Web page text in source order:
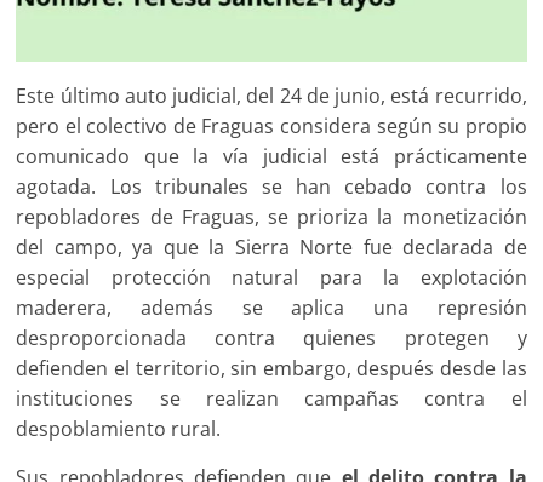
Este último auto judicial, del 24 de junio, está recurrido,
pero el colectivo de Fraguas considera según su propio
comunicado que la vía judicial está prácticamente
agotada. Los tribunales se han cebado contra los
repobladores de Fraguas, se prioriza la monetización
del campo, ya que la Sierra Norte fue declarada de
especial protección natural para la explotación
maderera, además se aplica una represión
desproporcionada contra quienes protegen y
defienden el territorio, sin embargo, después desde las
instituciones se realizan campañas contra el
despoblamiento rural.